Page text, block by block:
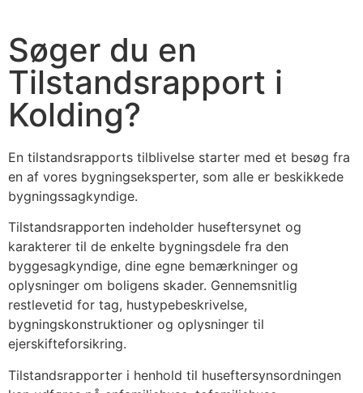
Søger du en
Tilstandsrapport i
Kolding?
En tilstandsrapports tilblivelse starter med et besøg fra
en af vores bygningseksperter, som alle er beskikkede
bygningssagkyndige.
Tilstandsrapporten indeholder huseftersynet og
karakterer til de enkelte bygningsdele fra den
byggesagkyndige, dine egne bemærkninger og
oplysninger om boligens skader. Gennemsnitlig
restlevetid for tag, hustypebeskrivelse,
bygningskonstruktioner og oplysninger til
ejerskifteforsikring.
Tilstandsrapporter i henhold til huseftersynsordningen